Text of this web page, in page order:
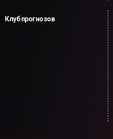
Клуб прогнозов